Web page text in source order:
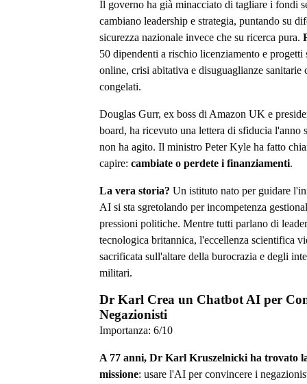
Il governo ha già minacciato di tagliare i fondi
cambiano leadership e strategia, puntando su
sicurezza nazionale invece che su ricerca pura.
50 dipendenti a rischio licenziamento e progetti
online, crisi abitativa e disuguaglianze sanitarie
congelati.
Douglas Gurr, ex boss di Amazon UK e
board, ha ricevuto una lettera di sfiducia l'anno
non ha agito. Il ministro Peter Kyle ha fatto
capire: cambiate o perdete i finanziamenti.
La vera storia? Un istituto nato per guidare
AI si sta sgretolando per incompetenza
pressioni politiche. Mentre tutti parlano di
tecnologica britannica, l'eccellenza scientifica
sacrificata sull'altare della burocrazia e degli
militari.
Dr Karl Crea un Chatbot AI per
Negazionisti
Importanza: 6/10
A 77 anni, Dr Karl Kruszelnicki ha trovato
missione: usare l'AI per convincere i